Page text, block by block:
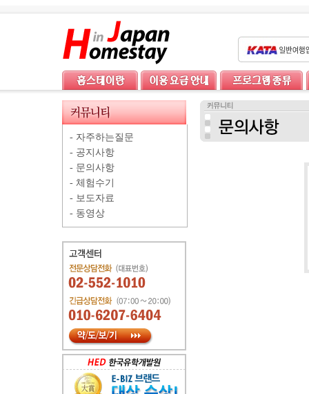
- 자주하는질문
- 공지사항
- 문의사항
- 체험수기
- 보도자료
- 동영상